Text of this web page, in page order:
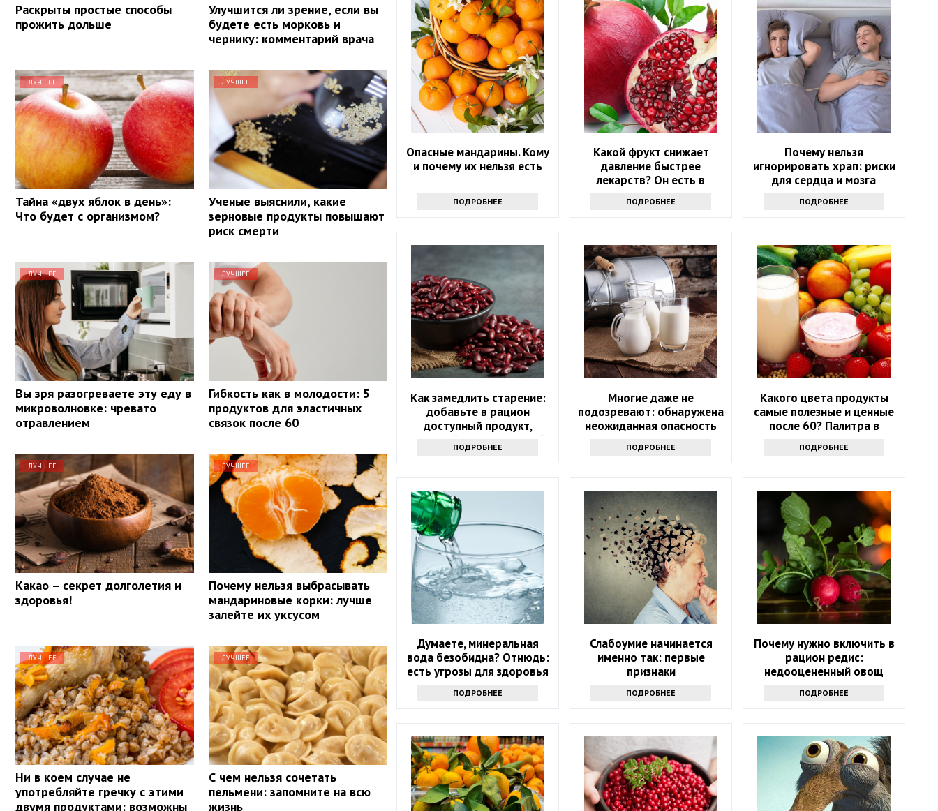
Раскрыты простые способы
прожить дольше
Улучшится ли зрение, если вы
будете есть морковь и
чернику: комментарий врача
ЛУЧШЕЕ
Тайна «двух яблок в день»:
Что будет с организмом?
ЛУЧШЕЕ
Ученые выяснили, какие
зерновые продукты повышают
риск смерти
ЛУЧШЕЕ
Вы зря разогреваете эту еду в
микроволновке: чревато
отравлением
ЛУЧШЕЕ
Гибкость как в молодости: 5
продуктов для эластичных
связок после 60
ЛУЧШЕЕ
Какао – секрет долголетия и
здоровья!
ЛУЧШЕЕ
Почему нельзя выбрасывать
мандариновые корки: лучше
залейте их уксусом
ЛУЧШЕЕ
Ни в коем случае не
употребляйте гречку с этими
двумя продуктами: возможны
ЛУЧШЕЕ
С чем нельзя сочетать
пельмени: запомните на всю
жизнь
Опасные мандарины. Кому
и почему их нельзя есть
ПОДРОБНЕЕ
Какой фрукт снижает
давление быстрее
лекарств? Он есть в
ПОДРОБНЕЕ
Почему нельзя
игнорировать храп: риски
для сердца и мозга
ПОДРОБНЕЕ
Как замедлить старение:
добавьте в рацион
доступный продукт,
который есть на каждой
кухне
ПОДРОБНЕЕ
Многие даже не
подозревают: обнаружена
неожиданная опасность
ПОДРОБНЕЕ
Какого цвета продукты
самые полезные и ценные
после 60? Палитра в
ПОДРОБНЕЕ
Думаете, минеральная
вода безобидна? Отнюдь:
есть угрозы для здоровья
ПОДРОБНЕЕ
Слабоумие начинается
именно так: первые
признаки
ПОДРОБНЕЕ
Почему нужно включить в
рацион редис:
недооцененный овощ
ПОДРОБНЕЕ